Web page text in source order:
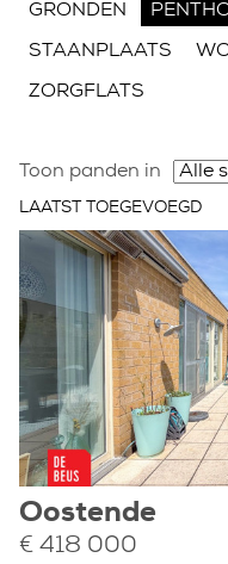
GRONDEN
STAANPLAATS
ZORGFLATS
Toon panden in
LAATST TOEGEVOEGD
Oostende
€ 418 000